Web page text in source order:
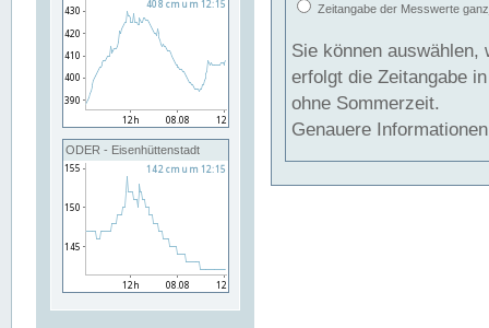
ODER - Eisenhüttenstadt
Zeitangabe der Messwerte
Sie können auswählen,
erfolgt die Zeitangabe
ohne Sommerzeit.
Genauere